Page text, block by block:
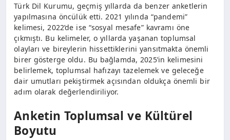
Türk Dil Kurumu, geçmiş yıllarda da benzer anketlerin
yapılmasına öncülük etti. 2021 yılında “pandemi”
kelimesi, 2022’de ise “sosyal mesafe” kavramı öne
çıkmıştı. Bu kelimeler, o yıllarda yaşanan toplumsal
olayları ve bireylerin hissettiklerini yansıtmakta önemli
birer gösterge oldu. Bu bağlamda, 2025’in kelimesini
belirlemek, toplumsal hafızayı tazelemek ve geleceğe
dair umutları pekiştirmek açısından oldukça önemli bir
adım olarak değerlendiriliyor.
Anketin Toplumsal ve Kültürel
Boyutu